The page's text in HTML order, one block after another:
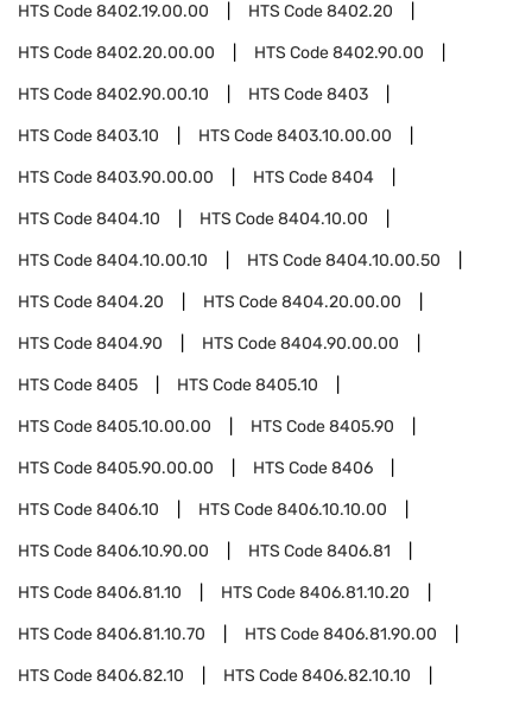
HTS Code8402.19.00.00 HTS Code8402.20
HTS Code8402.20.00.00 HTS Code8402.90.00
HTS Code8402.90.00.10 HTS Code8403
HTS Code8403.10 HTS Code8403.10.00.00
HTS Code8403.90.00.00 HTS Code8404
HTS Code8404.10 HTS Code8404.10.00
HTS Code8404.10.00.10 HTS Code8404.10.00.50
HTS Code8404.20 HTS Code8404.20.00.00
HTS Code8404.90 HTS Code8404.90.00.00
HTS Code8405 HTS Code8405.10
HTS Code8405.10.00.00 HTS Code8405.90
HTS Code8405.90.00.00 HTS Code8406
HTS Code8406.10 HTS Code8406.10.10.00
HTS Code8406.10.90.00 HTS Code8406.81
HTS Code8406.81.10 HTS Code8406.81.10.20
HTS Code8406.81.10.70 HTS Code8406.81.90.00
HTS Code8406.82.10 HTS Code8406.82.10.10